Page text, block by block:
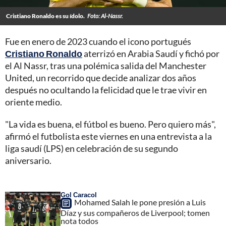
Cristiano Ronaldo es su ídolo. Foto: Al-Nassr.
Fue en enero de 2023 cuando el icono portugués
Cristiano Ronaldoaterrizó en Arabia Saudí y fichó por
el Al Nassr, tras una polémica salida del Manchester
United, un recorrido que decide analizar dos años
después no ocultando la felicidad que le trae vivir en
oriente medio.
"La vida es buena, el fútbol es bueno. Pero quiero más",
afirmó el futbolista este viernes en una entrevista a la
liga saudí (LPS) en celebración de su segundo
aniversario.
Gol Caracol
Mohamed Salah le pone presión a Luis
Díaz y sus compañeros de Liverpool; tomen
nota todos